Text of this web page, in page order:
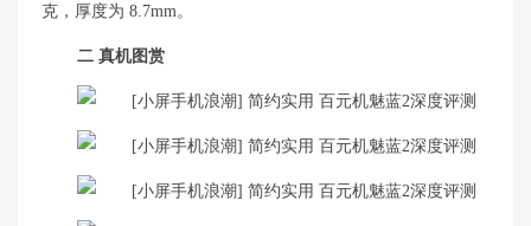
克，厚度为 8.7mm。
二 真机图赏